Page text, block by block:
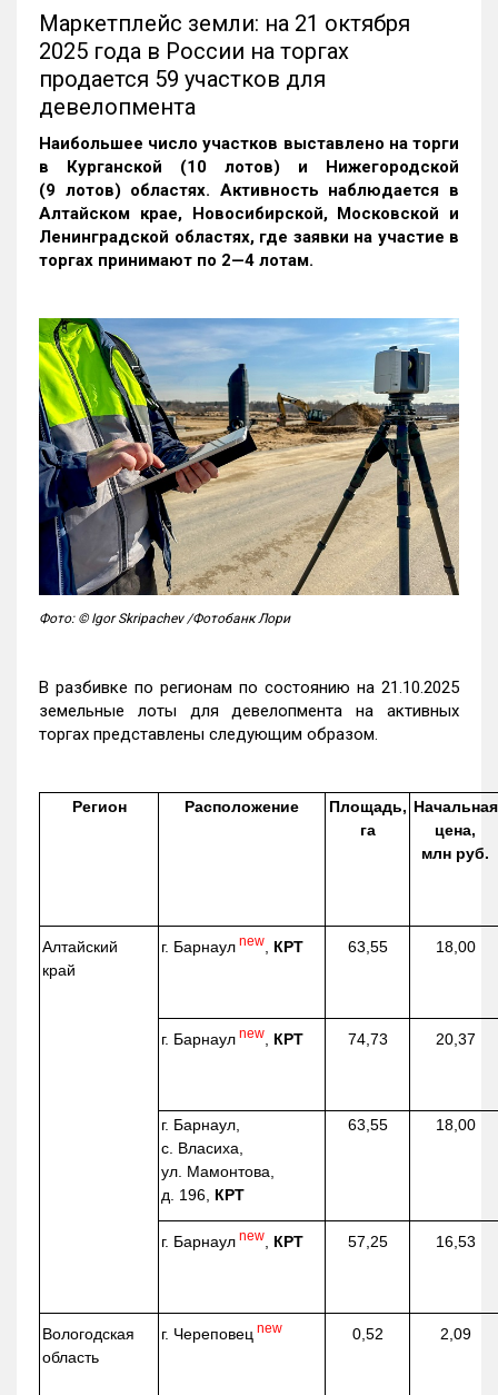
Маркетплейс земли: на 21 октября
2025 года в России на торгах
продается 59 участков для
девелопмента
Наибольшее число участков выставлено на торги
в Курганской (10 лотов) и Нижегородской
(9 лотов) областях. Активность наблюдается в
Алтайском крае, Новосибирской, Московской и
Ленинградской областях, где заявки на участие в
торгах принимают по 2—4 лотам.
Фото: © Igor Skripachev /Фотобанк Лори
В разбивке по регионам по состоянию на 21.10.2025
земельные лоты для девелопмента на активных
торгах представлены следующим образом.
Регион Расположение
Площадь,
га
Начальная
цена,
млн руб.
Алтайский
край
г. Барнаул new КРТ 63,55 18,00
г. Барнаул new КРТ 74,73 20,37
г. Барнаул,
с. Власиха,
ул. Мамонтова,
д. 196, КРТ
63,55 18,00
г. Барнаул new КРТ 57,25 16,53
Вологодская
область
г. Череповец new 0,52 2,09